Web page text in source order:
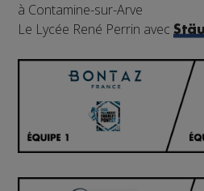
à Contamine-sur-Arve
Le Lycée René Perrin avec